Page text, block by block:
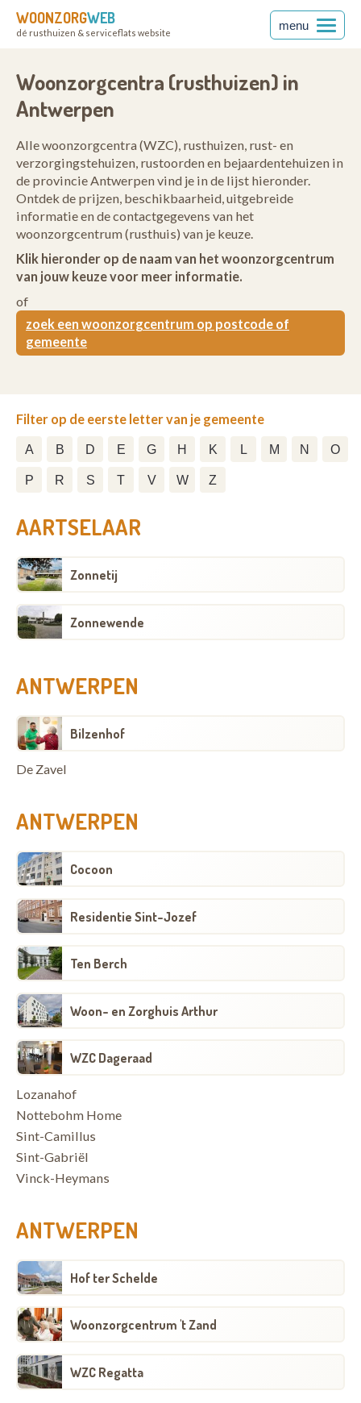
WOONZORGWEB
dé rusthuizen & serviceflats website
menu
Woonzorgcentra (rusthuizen) in
Antwerpen
Alle woonzorgcentra (WZC), rusthuizen, rust- en
verzorgingstehuizen, rustoorden en bejaardentehuizen in
de provincie Antwerpen vind je in de lijst hieronder.
Ontdek de prijzen, beschikbaarheid, uitgebreide
informatie en de contactgegevens van het
woonzorgcentrum (rusthuis) van je keuze.
Klik hieronder op de naam van het woonzorgcentrum
van jouw keuze voor meer informatie.
of
zoek een woonzorgcentrum op postcode of
gemeente
Filter op de eerste letter van je gemeente
A B D E G H K L M N O
P R S T V W Z
AARTSELAAR
Zonnetij
Zonnewende
ANTWERPEN
Bilzenhof
De Zavel
ANTWERPEN
Cocoon
Residentie Sint-Jozef
Ten Berch
Woon- en Zorghuis Arthur
WZC Dageraad
Lozanahof
Nottebohm Home
Sint-Camillus
Sint-Gabriël
Vinck-Heymans
ANTWERPEN
Hof ter Schelde
Woonzorgcentrum 't Zand
WZC Regatta